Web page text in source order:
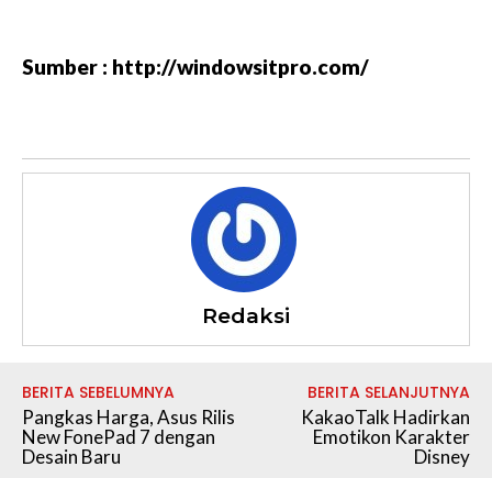
Sumber : http://windowsitpro.com/
Redaksi
BERITA SEBELUMNYA
Pangkas Harga, Asus Rilis
New FonePad 7 dengan
Desain Baru
BERITA SELANJUTNYA
KakaoTalk Hadirkan
Emotikon Karakter
Disney